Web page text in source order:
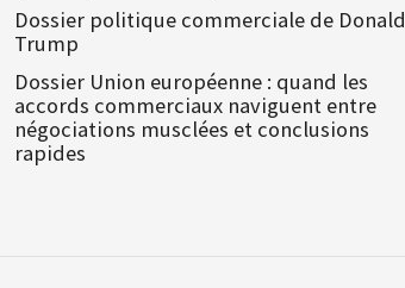
Dossier politique commerciale de Donald
Trump
Dossier Union européenne : quand les
accords commerciaux naviguent entre
négociations musclées et conclusions
rapides